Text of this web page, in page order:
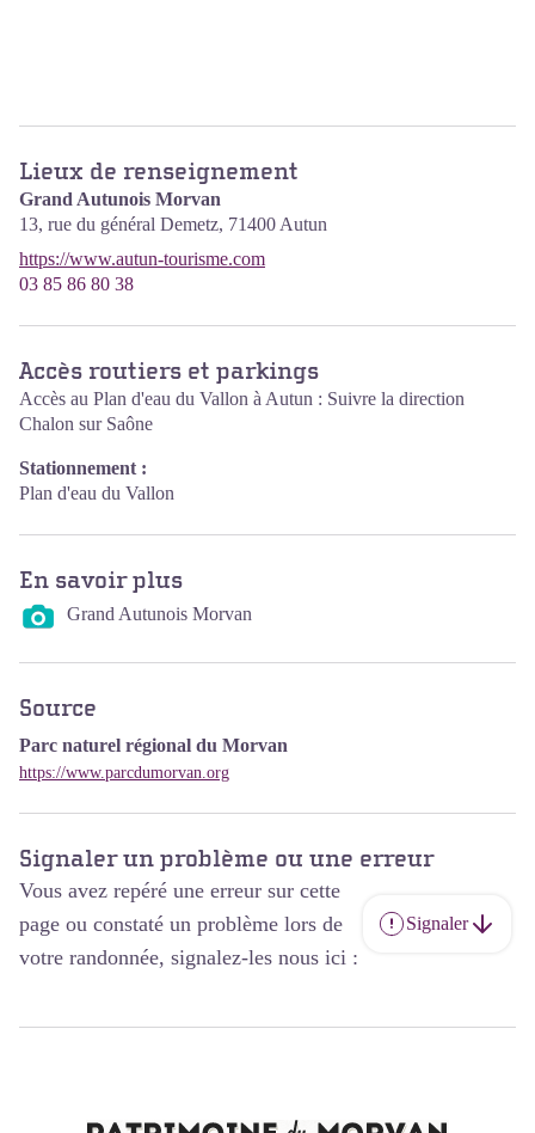
Lieux de renseignement
Grand Autunois Morvan
13, rue du général Demetz, 71400 Autun
https://www.autun-tourisme.com
03 85 86 80 38
Accès routiers et parkings
Accès au Plan d'eau du Vallon à Autun : Suivre la direction
Chalon sur Saône
Stationnement :
Plan d'eau du Vallon
En savoir plus
Grand Autunois Morvan
Source
Parc naturel régional du Morvan
https://www.parcdumorvan.org
Signaler un problème ou une erreur
Vous avez repéré une erreur sur cette
page ou constaté un problème lors de
votre randonnée, signalez-les nous ici :
Signaler